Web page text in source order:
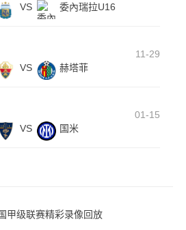
VS 委內瑞拉U16
11-29
VS 赫塔菲
01-15
VS 国米
甲级联赛精彩录像回放